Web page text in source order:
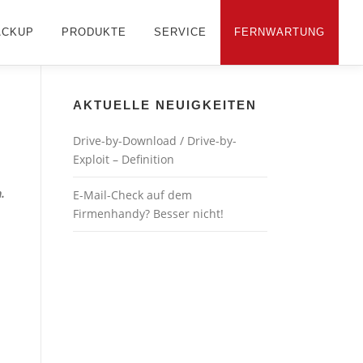
PRODUKTE SERVICE FERNWARTUNG
AKTUELLE NEUIGKEITEN
Drive-by-Download / Drive-by-
Exploit – Definition
E-Mail-Check auf dem
Firmenhandy? Besser nicht!